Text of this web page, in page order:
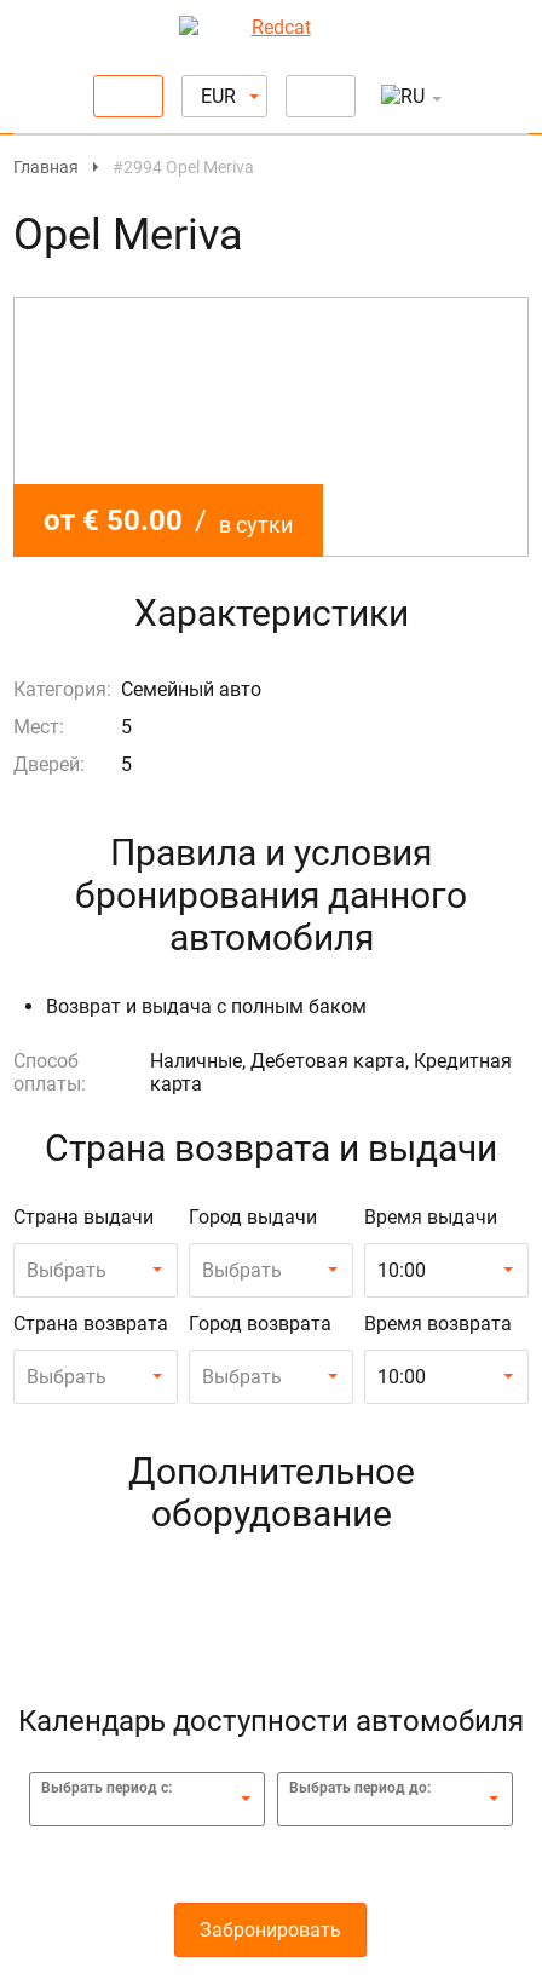
EUR
Главная #2994 Opel Meriva
Opel Meriva
от € 50.00 / в сутки
Характеристики
Категория: Семейный авто
Мест:
5
Дверей:
5
Правила и условия
бронирования данного
автомобиля
Возврат и выдача с полным баком
Способ
оплаты:
Наличные, Дебетовая карта, Кредитная
карта
Страна возврата и выдачи
Страна выдачи Город выдачи Время выдачи
Выбрать Выбрать 10:00
Страна возврата Город возврата Время возврата
Выбрать Выбрать 10:00
Дополнительное
оборудование
Календарь доступности автомобиля
Выбрать период с: Выбрать период до:
Забронировать